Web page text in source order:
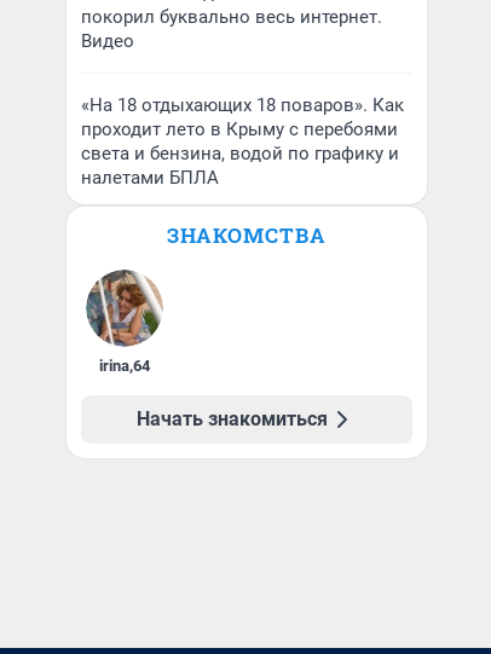
покорил буквально весь интернет.
Видео
«На 18 отдыхающих 18 поваров». Как
проходит лето в Крыму с перебоями
света и бензина, водой по графику и
налетами БПЛА
ЗНАКОМСТВА
irina,64
Начать знакомиться